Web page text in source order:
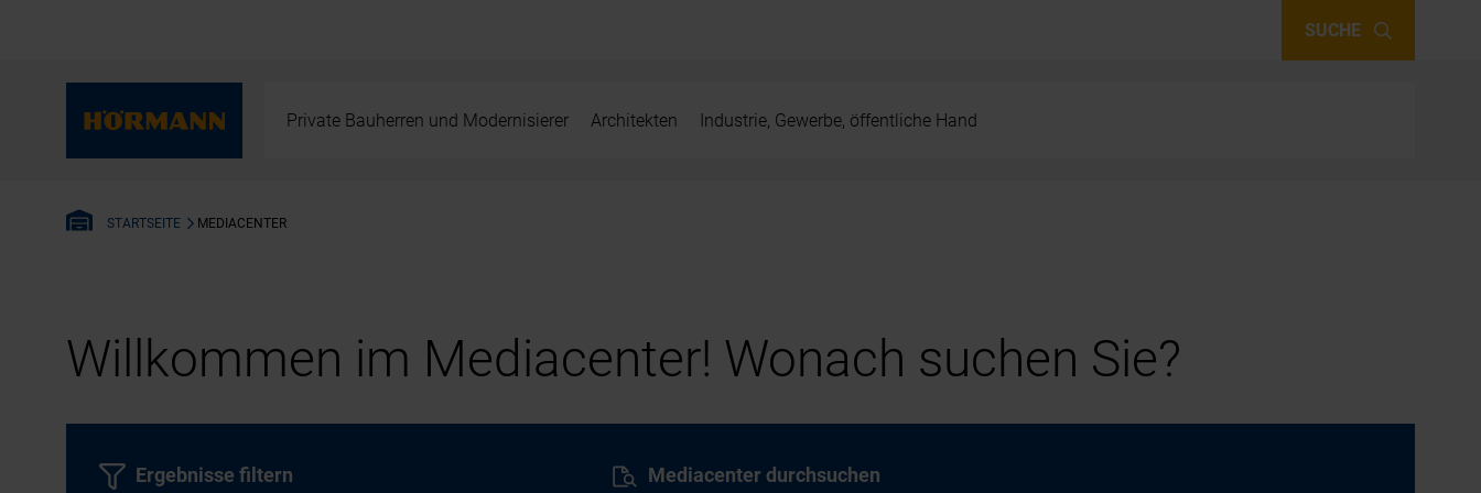
SUCHE
Private Bauherren und Modernisierer Architekten Industrie, Gewerbe, öffentliche Hand
STARTSEITE MEDIACENTER
Willkommen im Mediacenter! Wonach suchen Sie?
Mediacenter durchsuchen
Ergebnisse filtern